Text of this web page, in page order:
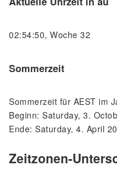
02:54:50, Woche 32
Sommerzeit
Sommerzeit für AEST im
Beginn: Saturday, 3.
Ende: Saturday, 4. April
Zeitzonen-